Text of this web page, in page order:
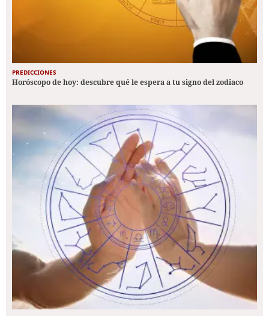
PREDICCIONES
Horóscopo de hoy: descubre qué le espera a tu signo del zodiaco